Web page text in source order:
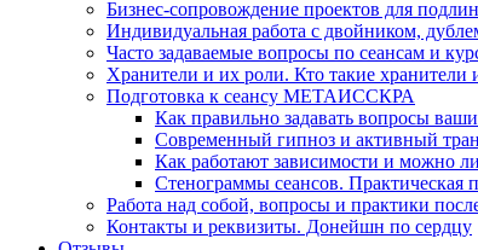
Бизнес-сопровождение проектов для
Индивидуальная работа с двойником,
Часто задаваемые вопросы по сеансам и
Хранители и их роли. Кто такие хранители
Подготовка к сеансу МЕТАИССКРА
Как правильно задавать вопросы
Современный гипноз и активный
Как работают зависимости и можно
Стенограммы сеансов. Практическая
Работа над собой, вопросы и практики
Контакты и реквизиты. Донейшн по сердцу